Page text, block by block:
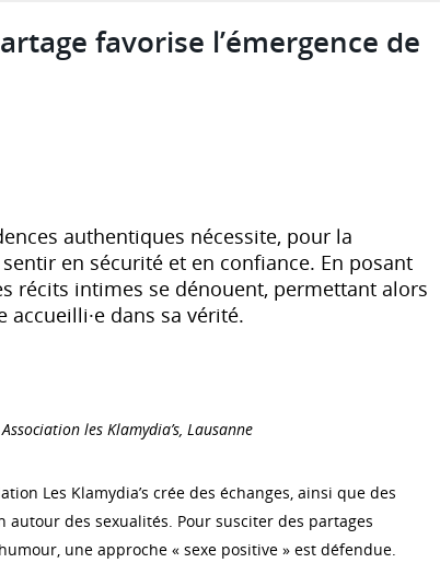
favorise l’émergence de
authentiques nécessite, pour la
en sécurité et en confiance. En posant
récits intimes se dénouent, permettant alors
accueilli·e dans sa vérité.
les Klamydia’s, Lausanne
Les Klamydia’s crée des échanges, ainsi que des
autour des sexualités. Pour susciter des partages
une approche « sexe positive » est défendue.